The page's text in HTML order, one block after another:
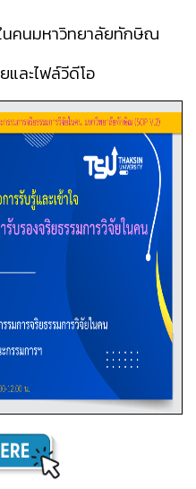
นคนมหาวิทยาลัยทักษิณ
และไฟล์วีดีโอ